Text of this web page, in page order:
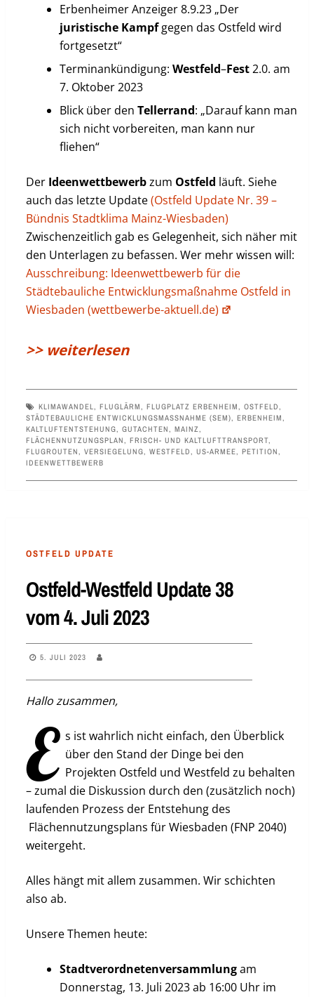
Erbenheimer Anzeiger 8.9.23 „Der
juristische Kampfgegen das Ostfeld wird
fortgesetzt“
Terminankündigung: Westfeld–Fest2.0. am
7. Oktober 2023
Blick über den Tellerrand: „Darauf kann man
sich nicht vorbereiten, man kann nur
fliehen“
Der Ideenwettbewerbzum Ostfeld läuft. Siehe
auch das letzte Update(Ostfeld Update Nr. 39 –
Bündnis Stadtklima Mainz-Wiesbaden)
Zwischenzeitlich gab es Gelegenheit, sich näher mit
den Unterlagen zu befassen. Wer mehr wissen will:
Ausschreibung: Ideenwettbewerb für die
Städtebauliche Entwicklungsmaßnahme Ostfeld in
Wiesbaden (wettbewerbe-aktuell.de)
>> weiterlesen
KLIMAWANDEL, FLUGLÄRM, FLUGPLATZ ERBENHEIM, OSTFELD,
STÄDTEBAULICHE ENTWICKLUNGSMASSNAHME (SEM) , ERBENHEIM,
KALTLUFTENTSTEHUNG, GUTACHTEN, MAINZ,
FLÄCHENNUTZUNGSPLAN, FRISCH- UND KALTLUFTTRANSPORT,
FLUGROUTEN, VERSIEGELUNG, WESTFELD, US-ARMEE, PETITION,
IDEENWETTBEWERB
OSTFELD UPDATE
Ostfeld-Westfeld Update 38
vom 4. Juli 2023
5. JULI 2023
Hallo zusammen,
e s ist wahrlich nicht einfach, den Überblick
über den Stand der Dinge bei den
Projekten Ostfeld und Westfeld zu behalten
– zumal die Diskussion durch den (zusätzlich noch)
laufenden Prozess der Entstehung des
Flächennutzungsplans für Wiesbaden (FNP 2040)
weitergeht.
Alles hängt mit allem zusammen. Wir schichten
also ab.
Unsere Themen heute:
Stadtverordnetenversammlungam
Donnerstag, 13. Juli 2023 ab 16:00 Uhr im